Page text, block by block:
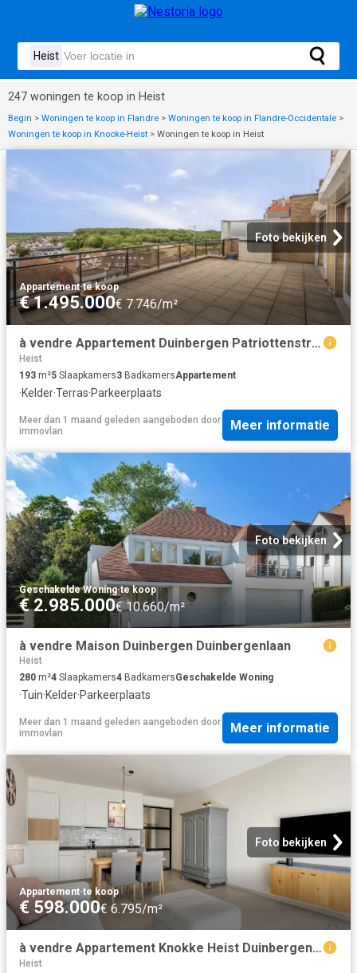
247 woningen te koop in Heist
Begin > Woningen te koop in Flandre > Woningen te koop in Flandre-Occidentale >
Woningen te koop in Knocke-Heist > Woningen te koop in Heist
Foto bekijken
Appartement·te koop
€ 1.495.000€ 7.746/m²
à vendre Appartement Duinbergen Patriottenstraat
Heist
193 m²5 Slaapkamers3 BadkamersAppartement
·Kelder·Terras·Parkeerplaats
Meer dan 1 maand geleden aangeboden door
immovlan
Meer informatie
Foto bekijken
Geschakelde Woning·te koop
€ 2.985.000€ 10.660/m²
à vendre Maison Duinbergen Duinbergenlaan
Heist
280 m²4 Slaapkamers4 BadkamersGeschakelde Woning
·Tuin·Kelder·Parkeerplaats
Meer dan 1 maand geleden aangeboden door
immovlan
Meer informatie
Foto bekijken
Appartement·te koop
€ 598.000€ 6.795/m²
à vendre Appartement Knokke Heist Duinbergenlaan
Heist